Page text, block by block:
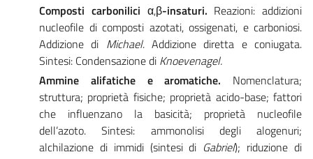
Composti carbonilici α,β-insaturi. Reazioni: addizioni
nucleofile di composti azotati, ossigenati, e carboniosi.
Addizione di Michael. Addizione diretta e coniugata.
Sintesi: Condensazione di Knoevenagel.
Ammine alifatiche e aromatiche. Nomenclatura;
struttura; proprietà fisiche; proprietà acido-base; fattori
che influenzano la basicità; proprietà nucleofile
dell’azoto. Sintesi: ammonolisi degli alogenuri;
alchilazione di immidi (sintesi di Gabriel); riduzione di